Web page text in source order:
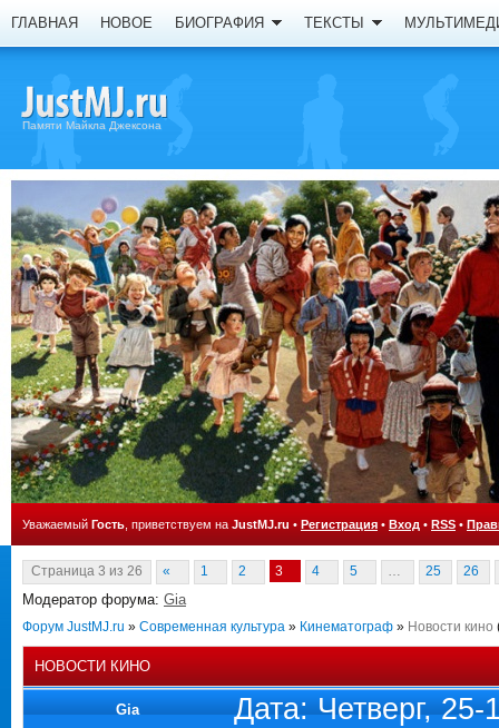
ГЛАВНАЯ НОВОЕ БИОГРАФИЯ ТЕКСТЫ
Памяти Майкла Джексона
Уважаемый Гость , приветствуем на JustMJ.ru • Регистрация • Вход • RSS •
Страница 3 из 26 « 1 2 3 4 5 … 25 26
Модератор форума: Gia
Форум JustMJ.ru » Современная культура » Кинематограф » Новости кино
НОВОСТИ КИНО
Gia Дата: Четверг,